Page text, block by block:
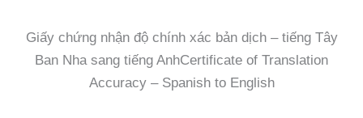
Giấy chứng nhận độ chính xác bản dịch – tiếng Tây
Ban Nha sang tiếng AnhCertificate of Translation
Accuracy – Spanish to English